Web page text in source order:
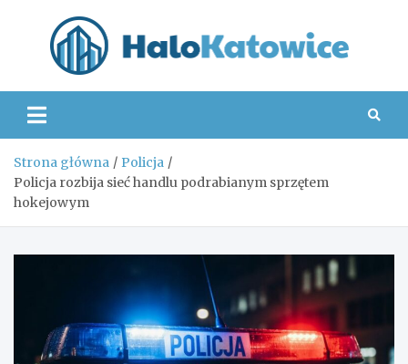
Strona główna
Policja
Policja rozbija sieć handlu podrabianym sprzętem
hokejowym